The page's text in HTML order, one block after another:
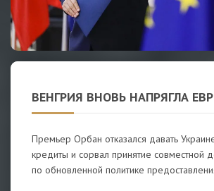
ВЕНГРИЯ ВНОВЬ НАПРЯГЛА
Премьер Орбан отказался давать
кредиты и сорвал принятие совместной
по обновленной политике